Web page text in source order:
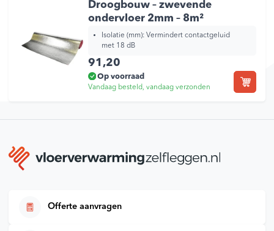
Droogbouw – zwevende
ondervloer 2mm – 8m²
Isolatie (mm): Vermindert contactgeluid
met 18 dB
91,20
Op voorraad
Vandaag besteld, vandaag verzonden
Offerte aanvragen